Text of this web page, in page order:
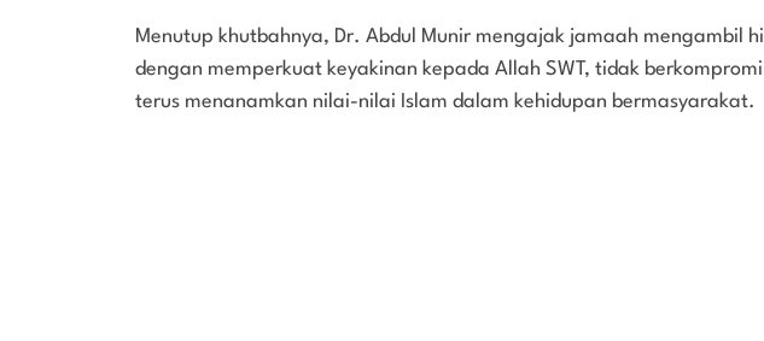
Menutup khutbahnya, Dr. Abdul Munir mengajak jamaah mengambil
dengan memperkuat keyakinan kepada Allah SWT, tidak
terus menanamkan nilai-nilai Islam dalam kehidupan bermasyarakat.